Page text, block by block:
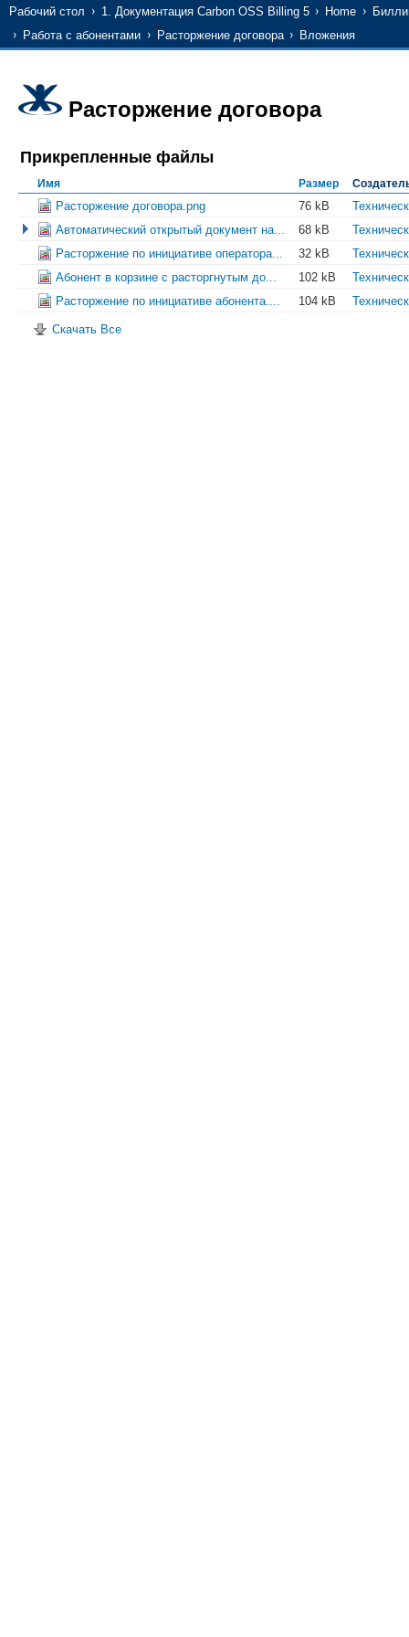
Рабочий стол 1. Документация Carbon OSS Billing 5 Home
Работа с абонентами
Расторжение договора Вложения
Расторжение договора
Прикрепленные файлы
Имя Размер
Расторжение договора.png 76 kB
Автоматический открытый документ на...
68 kB
Расторжение по инициативе оператора...
32 kB
Абонент в корзине с расторгнутым до...
102 kB
Расторжение по инициативе абонента....
104 kB
Скачать Все